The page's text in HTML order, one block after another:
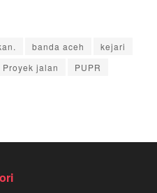
banda aceh
kejari
Proyek jalan
PUPR